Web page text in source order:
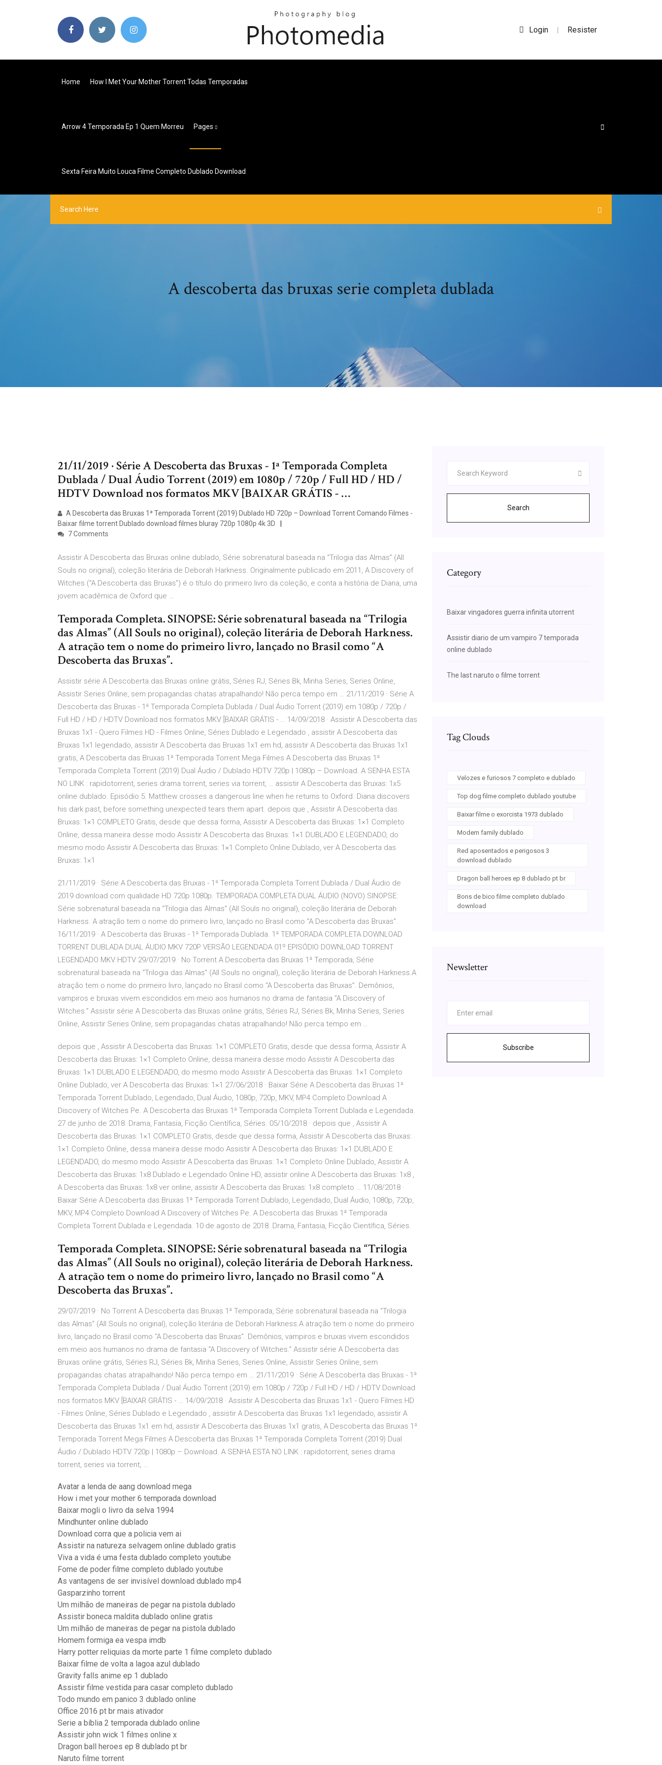
Login | Resister
Home How I Met Your Mother Torrent Todas Temporadas
Arrow 4 Temporada Ep 1 Quem Morreu Pages
Sexta Feira Muito Louca Filme Completo Dublado Download
A descoberta das bruxas serie completa dublada
21/11/2019 · Série A Descoberta das Bruxas - 1ª Temporada Completa
Dublada / Dual Áudio Torrent (2019) em 1080p / 720p / Full HD / HD /
HDTV Download nos formatos MKV [BAIXAR GRÁTIS - …
A Descoberta das Bruxas 1ª Temporada Torrent (2019) Dublado HD 720p – Download Torrent Comando Filmes -
Baixar filme torrent Dublado download filmes bluray 720p 1080p 4k 3D
7 Comments
Assistir A Descoberta das Bruxas online dublado, Série sobrenatural baseada na “Trilogia das Almas” (All
Souls no original), coleção literária de Deborah Harkness. Originalmente publicado em 2011, A Discovery of
Witches (“A Descoberta das Bruxas”) é o título do primeiro livro da coleção, e conta a história de Diana, uma
jovem acadêmica de Oxford que …
Temporada Completa. SINOPSE: Série sobrenatural baseada na “Trilogia
das Almas” (All Souls no original), coleção literária de Deborah Harkness.
A atração tem o nome do primeiro livro, lançado no Brasil como “A
Descoberta das Bruxas”.
Assistir série A Descoberta das Bruxas online grátis, Séries RJ, Séries Bk, Minha Series, Series Online,
Assistir Series Online, sem propagandas chatas atrapalhando! Não perca tempo em … 21/11/2019 · Série A
Descoberta das Bruxas - 1ª Temporada Completa Dublada / Dual Áudio Torrent (2019) em 1080p / 720p /
Full HD / HD / HDTV Download nos formatos MKV [BAIXAR GRÁTIS - … 14/09/2018 · Assistir A Descoberta das
Bruxas 1x1 - Quero Filmes HD - Filmes Online, Séries Dublado e Legendado , assistir A Descoberta das
Bruxas 1x1 legendado, assistir A Descoberta das Bruxas 1x1 em hd, assistir A Descoberta das Bruxas 1x1
gratis, A Descoberta das Bruxas 1ª Temporada Torrent Mega Filmes A Descoberta das Bruxas 1ª
Temporada Completa Torrent (2019) Dual Áudio / Dublado HDTV 720p | 1080p – Download. A SENHA ESTA
NO LINK : rapidotorrent, series drama torrent, series via torrent, … assistir A Descoberta das Bruxas: 1x5
online dublado. Episódio 5. Matthew crosses a dangerous line when he returns to Oxford. Diana discovers
his dark past, before something unexpected tears them apart. depois que , Assistir A Descoberta das
Bruxas: 1×1 COMPLETO Gratis, desde que dessa forma, Assistir A Descoberta das Bruxas: 1×1 Completo
Online, dessa maneira desse modo Assistir A Descoberta das Bruxas: 1×1 DUBLADO E LEGENDADO, do
mesmo modo Assistir A Descoberta das Bruxas: 1×1 Completo Online Dublado, ver A Descoberta das
Bruxas: 1×1
21/11/2019 · Série A Descoberta das Bruxas - 1ª Temporada Completa Torrent Dublada / Dual Áudio de
2019 download com qualidade HD 720p 1080p. TEMPORADA COMPLETA DUAL ÁUDIO (NOVO) SINOPSE:
Série sobrenatural baseada na “Trilogia das Almas” (All Souls no original), coleção literária de Deborah
Harkness. A atração tem o nome do primeiro livro, lançado no Brasil como “A Descoberta das Bruxas”.
16/11/2019 · A Descoberta das Bruxas - 1ª Temporada Dublada. 1ª TEMPORADA COMPLETA DOWNLOAD
TORRENT DUBLADA DUAL ÁUDIO MKV 720P VERSÃO LEGENDADA 01º EPISÓDIO DOWNLOAD TORRENT
LEGENDADO MKV HDTV 29/07/2019 · No Torrent A Descoberta das Bruxas 1ª Temporada, Série
sobrenatural baseada na “Trilogia das Almas” (All Souls no original), coleção literária de Deborah Harkness.A
atração tem o nome do primeiro livro, lançado no Brasil como “A Descoberta das Bruxas”. Demônios,
vampiros e bruxas vivem escondidos em meio aos humanos no drama de fantasia “A Discovery of
Witches.” Assistir série A Descoberta das Bruxas online grátis, Séries RJ, Séries Bk, Minha Series, Series
Online, Assistir Series Online, sem propagandas chatas atrapalhando! Não perca tempo em …
depois que , Assistir A Descoberta das Bruxas: 1×1 COMPLETO Gratis, desde que dessa forma, Assistir A
Descoberta das Bruxas: 1×1 Completo Online, dessa maneira desse modo Assistir A Descoberta das
Bruxas: 1×1 DUBLADO E LEGENDADO, do mesmo modo Assistir A Descoberta das Bruxas: 1×1 Completo
Online Dublado, ver A Descoberta das Bruxas: 1×1 27/06/2018 · Baixar Série A Descoberta das Bruxas 1ª
Temporada Torrent Dublado, Legendado, Dual Áudio, 1080p, 720p, MKV, MP4 Completo Download A
Discovery of Witches Pe. A Descoberta das Bruxas 1ª Temporada Completa Torrent Dublada e Legendada.
27 de junho de 2018. Drama, Fantasia, Ficção Científica, Séries. 05/10/2018 · depois que , Assistir A
Descoberta das Bruxas: 1×1 COMPLETO Gratis, desde que dessa forma, Assistir A Descoberta das Bruxas:
1×1 Completo Online, dessa maneira desse modo Assistir A Descoberta das Bruxas: 1×1 DUBLADO E
LEGENDADO, do mesmo modo Assistir A Descoberta das Bruxas: 1×1 Completo Online Dublado, Assistir A
Descoberta das Bruxas: 1x8 Dublado e Legendado Online HD, assistir online A Descoberta das Bruxas: 1x8 ,
A Descoberta das Bruxas: 1x8 ver online, assistir A Descoberta das Bruxas: 1x8 completo … 11/08/2018 ·
Baixar Série A Descoberta das Bruxas 1ª Temporada Torrent Dublado, Legendado, Dual Áudio, 1080p, 720p,
MKV, MP4 Completo Download A Discovery of Witches Pe. A Descoberta das Bruxas 1ª Temporada
Completa Torrent Dublada e Legendada. 10 de agosto de 2018. Drama, Fantasia, Ficção Científica, Séries.
Temporada Completa. SINOPSE: Série sobrenatural baseada na “Trilogia
das Almas” (All Souls no original), coleção literária de Deborah Harkness.
A atração tem o nome do primeiro livro, lançado no Brasil como “A
Descoberta das Bruxas”.
29/07/2019 · No Torrent A Descoberta das Bruxas 1ª Temporada, Série sobrenatural baseada na “Trilogia
das Almas” (All Souls no original), coleção literária de Deborah Harkness.A atração tem o nome do primeiro
livro, lançado no Brasil como “A Descoberta das Bruxas”. Demônios, vampiros e bruxas vivem escondidos
em meio aos humanos no drama de fantasia “A Discovery of Witches.” Assistir série A Descoberta das
Bruxas online grátis, Séries RJ, Séries Bk, Minha Series, Series Online, Assistir Series Online, sem
propagandas chatas atrapalhando! Não perca tempo em … 21/11/2019 · Série A Descoberta das Bruxas - 1ª
Temporada Completa Dublada / Dual Áudio Torrent (2019) em 1080p / 720p / Full HD / HD / HDTV Download
nos formatos MKV [BAIXAR GRÁTIS - … 14/09/2018 · Assistir A Descoberta das Bruxas 1x1 - Quero Filmes HD
- Filmes Online, Séries Dublado e Legendado , assistir A Descoberta das Bruxas 1x1 legendado, assistir A
Descoberta das Bruxas 1x1 em hd, assistir A Descoberta das Bruxas 1x1 gratis, A Descoberta das Bruxas 1ª
Temporada Torrent Mega Filmes A Descoberta das Bruxas 1ª Temporada Completa Torrent (2019) Dual
Áudio / Dublado HDTV 720p | 1080p – Download. A SENHA ESTA NO LINK : rapidotorrent, series drama
torrent, series via torrent, …
Avatar a lenda de aang download mega
How i met your mother 6 temporada download
Baixar mogli o livro da selva 1994
Mindhunter online dublado
Download corra que a policia vem ai
Assistir na natureza selvagem online dublado gratis
Viva a vida é uma festa dublado completo youtube
Fome de poder filme completo dublado youtube
As vantagens de ser invisível download dublado mp4
Gasparzinho torrent
Um milhão de maneiras de pegar na pistola dublado
Assistir boneca maldita dublado online gratis
Um milhão de maneiras de pegar na pistola dublado
Homem formiga ea vespa imdb
Harry potter reliquias da morte parte 1 filme completo dublado
Baixar filme de volta a lagoa azul dublado
Gravity falls anime ep 1 dublado
Assistir filme vestida para casar completo dublado
Todo mundo em panico 3 dublado online
Office 2016 pt br mais ativador
Serie a bíblia 2 temporada dublado online
Assistir john wick 1 filmes online x
Dragon ball heroes ep 8 dublado pt br
Naruto filme torrent
Search
Category
Baixar vingadores guerra infinita utorrent
Assistir diario de um vampiro 7 temporada
online dublado
The last naruto o filme torrent
Tag Clouds
Velozes e furiosos 7 completo e dublado
Top dog filme completo dublado youtube
Baixar filme o exorcista 1973 dublado
Modern family dublado
Red aposentados e perigosos 3
download dublado
Dragon ball heroes ep 8 dublado pt br
Bons de bico filme completo dublado
download
Newsletter
Subscribe